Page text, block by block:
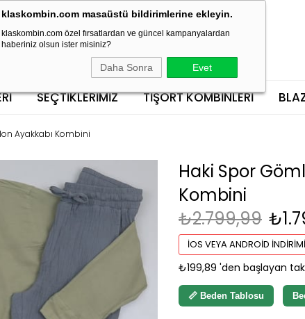
klaskombin.com masaüstü bildirimlerine ekleyin.
klaskombin.com özel fırsatlardan ve güncel kampanyalardan
haberiniz olsun ister misiniz?
Daha Sonra Evet
SEÇTİKLERİMİZ TIŞÖRT KOMBINLERI
Ayakkabı Kombini
Haki Spor
Kombini
₺2.799,99
İOS VEYA ANDROID İNDIRIMI
₺199,89 'den başlayan
📏 Beden Tablosu